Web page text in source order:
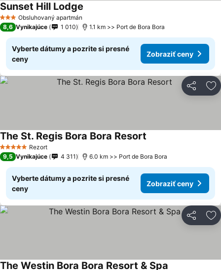
3 Počet hviezdičiek
Obsluhovaný apartmán
Sunset Hill Lodge
8,6 Vynikajúce 1 010 1.1 km >> Port de Bora Bora
Vyberte dátumy a pozrite si presné
ceny
Zobraziť ceny
Zdieľať
5 Počet hviezdičiek
Rezort
The St. Regis Bora Bora Resort
9,5 Vynikajúce 4 311 6.0 km >> Port de Bora Bora
Vyberte dátumy a pozrite si presné
ceny
Zobraziť ceny
Zdieľať
The Westin Bora Bora Resort & Spa